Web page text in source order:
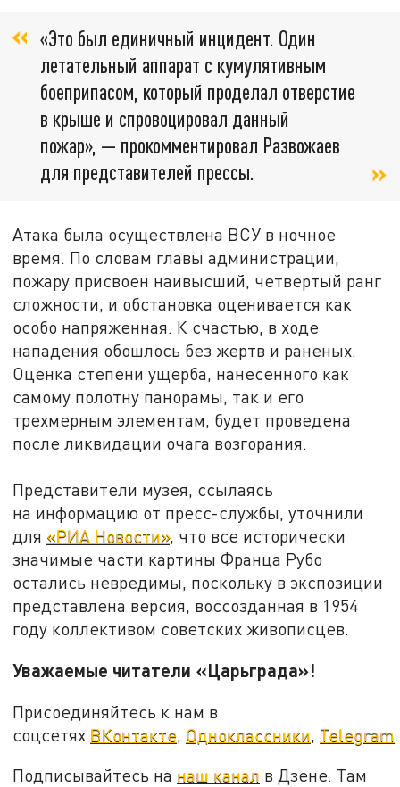
«Это был единичный инцидент. Один
летательный аппарат с кумулятивным
боеприпасом, который проделал отверстие
в крыше и спровоцировал данный
пожар», — прокомментировал Развожаев
для представителей прессы.
Атака была осуществлена ВСУ в ночное
время. По словам главы администрации,
пожару присвоен наивысший, четвертый ранг
сложности, и обстановка оценивается как
особо напряженная. К счастью, в ходе
нападения обошлось без жертв и раненых.
Оценка степени ущерба, нанесенного как
самому полотну панорамы, так и его
трехмерным элементам, будет проведена
после ликвидации очага возгорания.
Представители музея, ссылаясь
на информацию от пресс-службы, уточнили
для «РИА Новости», что все исторически
значимые части картины Франца Рубо
остались невредимы, поскольку в экспозиции
представлена версия, воссозданная в 1954
году коллективом советских живописцев.
Уважаемые читатели «Царьграда»!
Присоединяйтесь к нам в
соцсетях ВКонтакте, Одноклассники, Telegram.
Подписывайтесь на наш канал в Дзене. Там